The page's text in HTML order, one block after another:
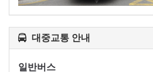
대중교통 안내
일반버스